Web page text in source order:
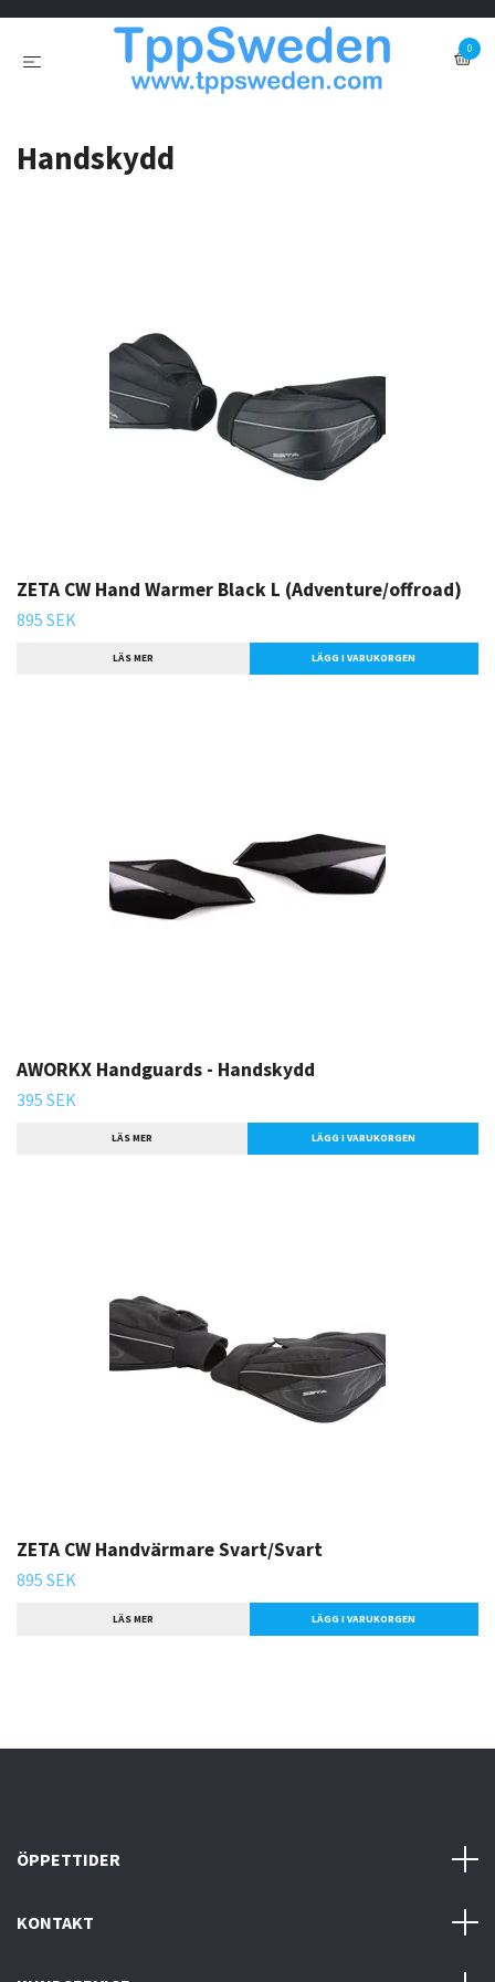
0
Handskydd
ZETA CW Hand Warmer Black L (Adventure/offroad)
895 SEK
LÄS MER
AWORKX Handguards - Handskydd
395 SEK
LÄS MER LÄGG I VARUKORGEN
ZETA CW Handvärmare Svart/Svart
895 SEK
LÄS MER
ÖPPETTIDER
KONTAKT